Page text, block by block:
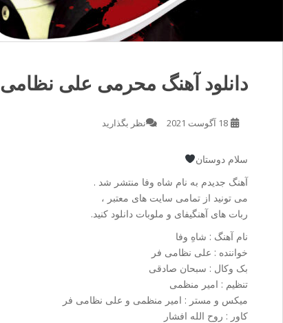
دانلود آهنگ محرمی علی
18 آگوست 2021 نظر بگذارید
سلام دوستان
آهنگ جدیدم به نام شاه وفا منتشر شد .
می تونید از تمامی سایت های معتبر ،
ربات های آهنگیفای و ملوبات دانلود کنید.
نام آهنگ : شاهِ وفا
خواننده : علی نظامی فر
بک وکال : سبحان صادقی
تنظیم : امیر منظمی
میکس و مستر : امیر منظمی و علی نظامی فر
کاور : روح الله افشار